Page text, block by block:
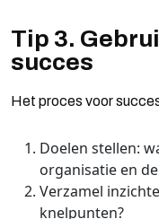
Tip 3.
succes
Het proces voor
Doelen stellen:
organisatie en
Verzamel
knelpunten?